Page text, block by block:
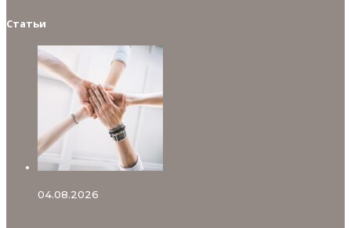
Статьи
04.08.2026